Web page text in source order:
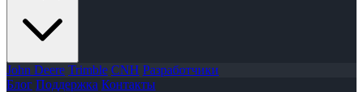
John Deere Trimble CNH Разработчики
Блог Поддержка Контакты